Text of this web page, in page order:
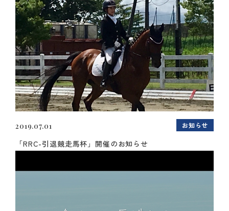
2019.07.01 お知らせ
「RRC-引退競走馬杯」開催のお知らせ